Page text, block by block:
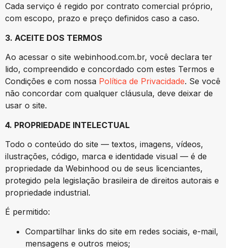
Cada serviço é regido por contrato comercial próprio,
com escopo, prazo e preço definidos caso a caso.
3. ACEITE DOS TERMOS
Ao acessar o site webinhood.com.br, você declara ter
lido, compreendido e concordado com estes Termos e
Condições e com nossa Política de Privacidade. Se você
não concordar com qualquer cláusula, deve deixar de
usar o site.
4. PROPRIEDADE INTELECTUAL
Todo o conteúdo do site — textos, imagens, vídeos,
ilustrações, código, marca e identidade visual — é de
propriedade da Webinhood ou de seus licenciantes,
protegido pela legislação brasileira de direitos autorais e
propriedade industrial.
É permitido:
Compartilhar links do site em redes sociais, e-mail,
mensagens e outros meios;